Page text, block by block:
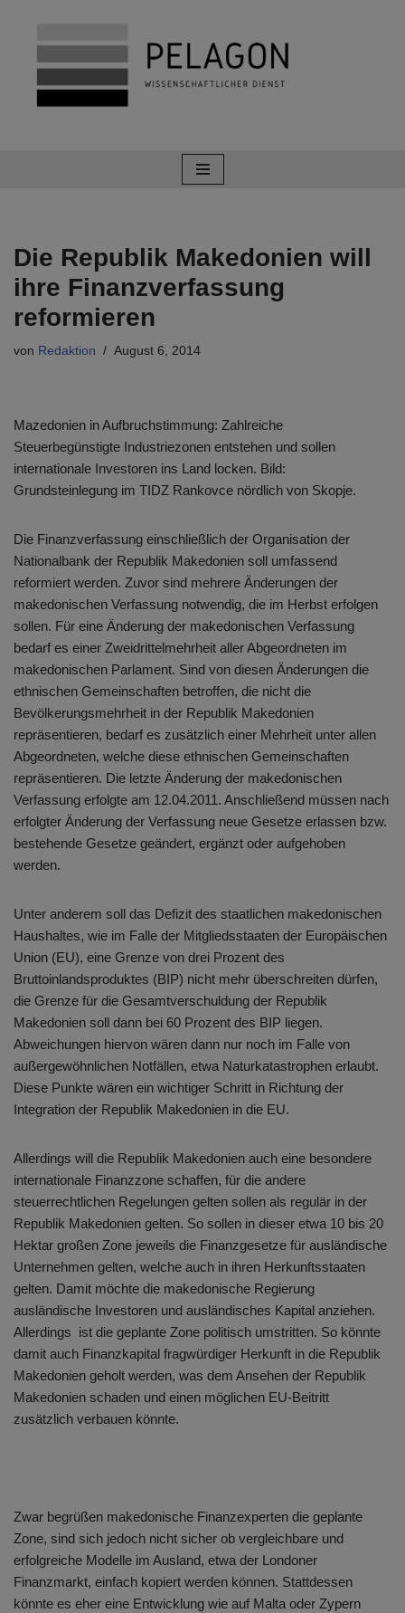
Zum
Inhalt
springen
Die Republik Makedonien will
ihre Finanzverfassung
reformieren
von Redaktion August 6, 2014
Mazedonien in Aufbruchstimmung: Zahlreiche
Steuerbegünstigte Industriezonen entstehen und sollen
internationale Investoren ins Land locken. Bild:
Grundsteinlegung im TIDZ Rankovce nördlich von Skopje.
Die Finanzverfassung einschließlich der Organisation der
Nationalbank der Republik Makedonien soll umfassend
reformiert werden. Zuvor sind mehrere Änderungen der
makedonischen Verfassung notwendig, die im Herbst erfolgen
sollen. Für eine Änderung der makedonischen Verfassung
bedarf es einer Zweidrittelmehrheit aller Abgeordneten im
makedonischen Parlament. Sind von diesen Änderungen die
ethnischen Gemeinschaften betroffen, die nicht die
Bevölkerungsmehrheit in der Republik Makedonien
repräsentieren, bedarf es zusätzlich einer Mehrheit unter allen
Abgeordneten, welche diese ethnischen Gemeinschaften
repräsentieren. Die letzte Änderung der makedonischen
Verfassung erfolgte am 12.04.2011. Anschließend müssen nach
erfolgter Änderung der Verfassung neue Gesetze erlassen bzw.
bestehende Gesetze geändert, ergänzt oder aufgehoben
werden.
Unter anderem soll das Defizit des staatlichen makedonischen
Haushaltes, wie im Falle der Mitgliedsstaaten der Europäischen
Union (EU), eine Grenze von drei Prozent des
Bruttoinlandsproduktes (BIP) nicht mehr überschreiten dürfen,
die Grenze für die Gesamtverschuldung der Republik
Makedonien soll dann bei 60 Prozent des BIP liegen.
Abweichungen hiervon wären dann nur noch im Falle von
außergewöhnlichen Notfällen, etwa Naturkatastrophen erlaubt.
Diese Punkte wären ein wichtiger Schritt in Richtung der
Integration der Republik Makedonien in die EU.
Allerdings will die Republik Makedonien auch eine besondere
internationale Finanzzone schaffen, für die andere
steuerrechtlichen Regelungen gelten sollen als regulär in der
Republik Makedonien gelten. So sollen in dieser etwa 10 bis 20
Hektar großen Zone jeweils die Finanzgesetze für ausländische
Unternehmen gelten, welche auch in ihren Herkunftsstaaten
gelten. Damit möchte die makedonische Regierung
ausländische Investoren und ausländisches Kapital anziehen.
Allerdings ist die geplante Zone politisch umstritten. So könnte
damit auch Finanzkapital fragwürdiger Herkunft in die Republik
Makedonien geholt werden, was dem Ansehen der Republik
Makedonien schaden und einen möglichen EU-Beitritt
zusätzlich verbauen könnte.
Zwar begrüßen makedonische Finanzexperten die geplante
Zone, sind sich jedoch nicht sicher ob vergleichbare und
erfolgreiche Modelle im Ausland, etwa der Londoner
Finanzmarkt, einfach kopiert werden können. Stattdessen
könnte es eher eine Entwicklung wie auf Malta oder Zypern